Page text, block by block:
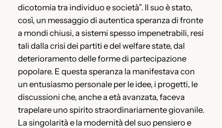
dicotomia tra individuo e società”. Il suo è stato,
così, un messaggio di autentica speranza di fronte
a mondi chiusi, a sistemi spesso impenetrabili, resi
tali dalla crisi dei partiti e del welfare state, dal
deterioramento delle forme di partecipazione
popolare. E questa speranza la manifestava con
un entusiasmo personale per le idee, i progetti, le
discussioni che, anche a età avanzata, faceva
trapelare uno spirito straordinariamente giovanile.
La singolarità e la modernità del suo pensiero e